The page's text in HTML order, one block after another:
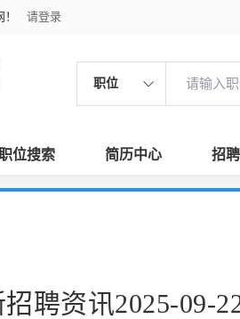
请登录
职位
位搜索 简历中心 招
聘资讯2025-09-